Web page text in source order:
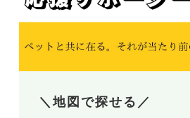
＼地図で探せる／